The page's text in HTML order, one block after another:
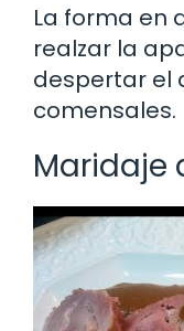
La forma en
realzar la
despertar el
comensales.
Maridaje